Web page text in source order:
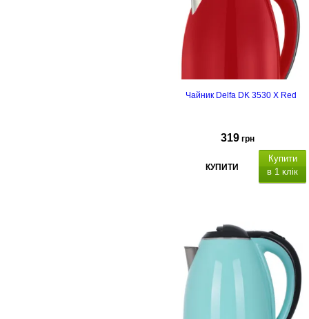
Чайник Delfa DK 3530 X Red
319 грн
КУПИТИ
Купити
в 1 клік